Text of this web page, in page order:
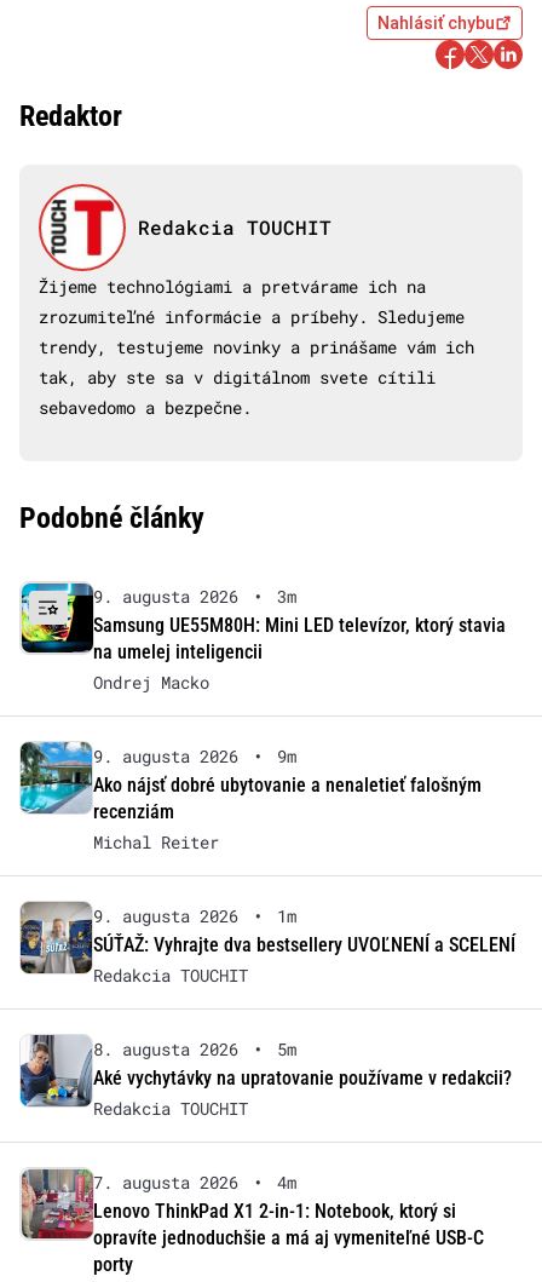
Nahlásiť chybu
Redaktor
Redakcia TOUCHIT
Žijeme technológiami a pretvárame ich na
zrozumiteľné informácie a príbehy. Sledujeme
trendy, testujeme novinky a prinášame vám ich
tak, aby ste sa v digitálnom svete cítili
sebavedomo a bezpečne.
Podobné články
9. augusta 2026 •
3m
Samsung UE55M80H: Mini LED televízor, ktorý stavia
na umelej inteligencii
Ondrej Macko
9. augusta 2026 •
9m
Ako nájsť dobré ubytovanie a nenaletieť falošným
recenziám
Michal Reiter
9. augusta 2026 •
1m
SÚŤAŽ: Vyhrajte dva bestsellery UVOĽNENÍ a SCELENÍ
Redakcia TOUCHIT
8. augusta 2026 •
5m
Aké vychytávky na upratovanie používame v redakcii?
Redakcia TOUCHIT
7. augusta 2026 •
4m
Lenovo ThinkPad X1 2-in-1: Notebook, ktorý si
opravíte jednoduchšie a má aj vymeniteľné USB-C
porty